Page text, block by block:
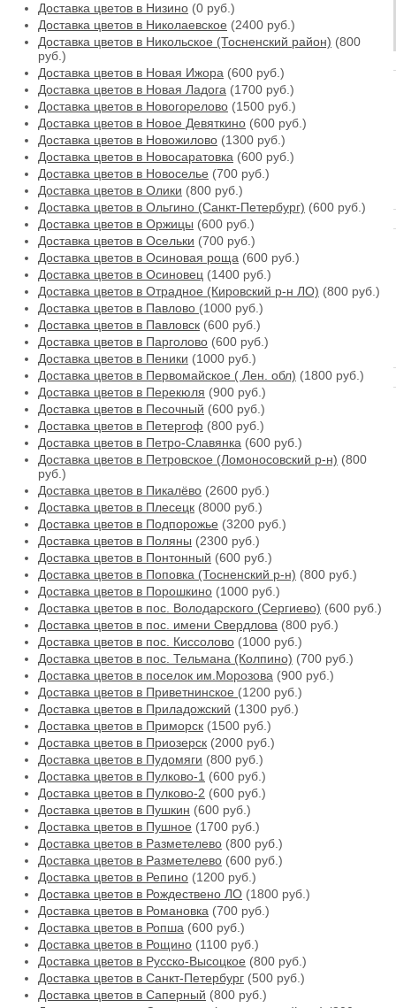
Доставка цветов в Низино (0 руб.)
Доставка цветов в Николаевское (2400 руб.)
Доставка цветов в Никольское (Тосненский район) (800
руб.)
Доставка цветов в Новая Ижора (600 руб.)
Доставка цветов в Новая Ладога (1700 руб.)
Доставка цветов в Новогорелово (1500 руб.)
Доставка цветов в Новое Девяткино (600 руб.)
Доставка цветов в Новожилово (1300 руб.)
Доставка цветов в Новосаратовка (600 руб.)
Доставка цветов в Новоселье (700 руб.)
Доставка цветов в Олики (800 руб.)
Доставка цветов в Ольгино (Санкт-Петербург) (600 руб.)
Доставка цветов в Оржицы (600 руб.)
Доставка цветов в Осельки (700 руб.)
Доставка цветов в Осиновая роща (600 руб.)
Доставка цветов в Осиновец (1400 руб.)
Доставка цветов в Отрадное (Кировский р-н ЛО) (800 руб.)
Доставка цветов в Павлово (1000 руб.)
Доставка цветов в Павловск (600 руб.)
Доставка цветов в Парголово (600 руб.)
Доставка цветов в Пеники (1000 руб.)
Доставка цветов в Первомайское ( Лен. обл) (1800 руб.)
Доставка цветов в Перекюля (900 руб.)
Доставка цветов в Песочный (600 руб.)
Доставка цветов в Петергоф (800 руб.)
Доставка цветов в Петро-Славянка (600 руб.)
Доставка цветов в Петровское (Ломоносовский р-н) (800
руб.)
Доставка цветов в Пикалёво (2600 руб.)
Доставка цветов в Плесецк (8000 руб.)
Доставка цветов в Подпорожье (3200 руб.)
Доставка цветов в Поляны (2300 руб.)
Доставка цветов в Понтонный (600 руб.)
Доставка цветов в Поповка (Тосненский р-н) (800 руб.)
Доставка цветов в Порошкино (1000 руб.)
Доставка цветов в пос. Володарского (Сергиево) (600 руб.)
Доставка цветов в пос. имени Свердлова (800 руб.)
Доставка цветов в пос. Киссолово (1000 руб.)
Доставка цветов в пос. Тельмана (Колпино) (700 руб.)
Доставка цветов в поселок им.Морозова (900 руб.)
Доставка цветов в Приветнинское (1200 руб.)
Доставка цветов в Приладожский (1300 руб.)
Доставка цветов в Приморск (1500 руб.)
Доставка цветов в Приозерск (2000 руб.)
Доставка цветов в Пудомяги (800 руб.)
Доставка цветов в Пулково-1 (600 руб.)
Доставка цветов в Пулково-2 (600 руб.)
Доставка цветов в Пушкин (600 руб.)
Доставка цветов в Пушное (1700 руб.)
Доставка цветов в Разметелево (800 руб.)
Доставка цветов в Разметелево (600 руб.)
Доставка цветов в Репино (1200 руб.)
Доставка цветов в Рождествено ЛО (1800 руб.)
Доставка цветов в Романовка (700 руб.)
Доставка цветов в Ропша (600 руб.)
Доставка цветов в Рощино (1100 руб.)
Доставка цветов в Русско-Высоцкое (800 руб.)
Доставка цветов в Санкт-Петербург (500 руб.)
Доставка цветов в Саперный (800 руб.)